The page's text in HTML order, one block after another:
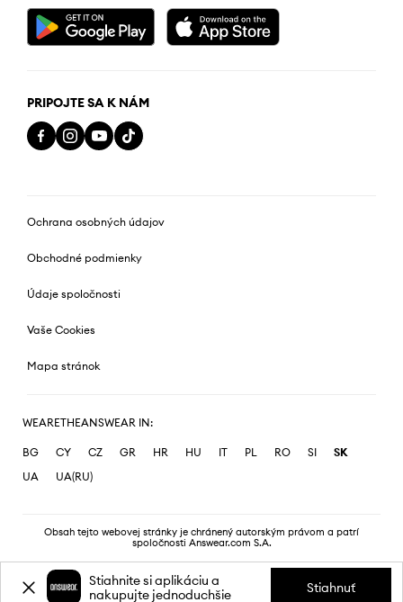
PRIPOJTE SA K NÁM
Ochrana osobných údajov
Obchodné podmienky
Údaje spoločnosti
Vaše Cookies
Mapa stránok
WEARETHEANSWEAR IN:
BG CY CZ GR HR HU IT PL RO SI
SK
UA
UA(RU)
Obsah tejto webovej stránky je chránený autorským právom a patrí
spoločnosti Answear.com S.A.
Stiahnite si aplikáciu a
nakupujte jednoduchšie
Stiahnuť